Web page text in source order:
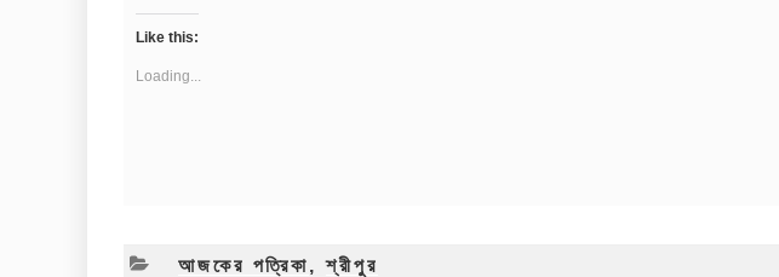
Like this:
Loading...
CATEGORIES
আজকের পত্রিকা,শ্রীপুর